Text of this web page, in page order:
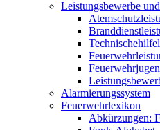
Leistungsbewerbe
Alarmierungssystem
Feuerwehrlexikon
Abkürzungen: